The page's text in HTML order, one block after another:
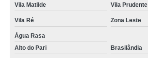
Vila Matilde Vila Prudente
Vila Ré Zona Leste
Água Rasa
Alto do Pari
Brasilândia